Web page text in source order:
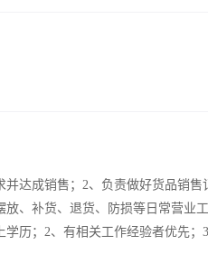
达成销售；2、负责做好货品销
、补货、退货、防损等日常营业
历；2、有相关工作经验者优先；